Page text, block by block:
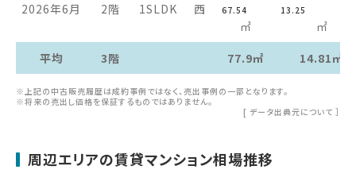
2026年6月 2階 1SLDK 西 67.54
㎡
13.25
㎡
平均
3階 77.9㎡ 14.81㎡
※上記の中古販売履歴は成約事例ではなく、売出事例の一部となります。
※将来の売出し価格を保証するものではありません。
[ データ出典元について ］
周辺エリアの賃貸マンション相場推移